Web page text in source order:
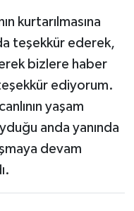
kurtarılmasına
teşekkür ederek,
bizlere haber
ediyorum.
yaşam
anda yanında
devam